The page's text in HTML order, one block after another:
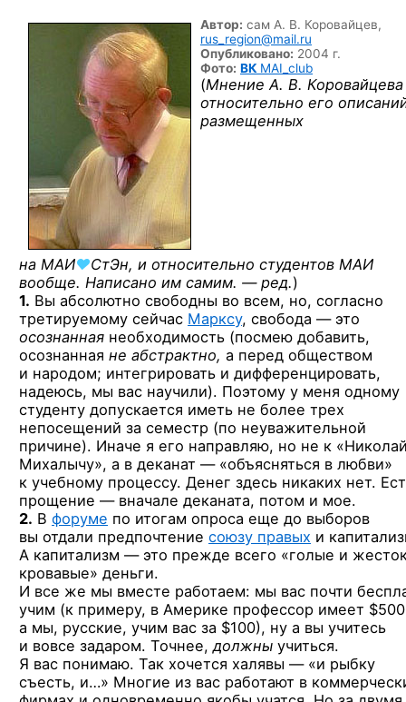
Автор: сам А. В. Коровайцев,
rus_region@mail.ru
Опубликовано: 2004 г.
Фото: ВК MAI_club
(Мнение А. В. Коровайцева
относительно его
размещенных
на МАИ♥СтЭн, и относительно студентов МАИ
вообще. Написано им самим. — ред.)
1. Вы абсолютно свободны во всем, но, согласно
третируемому сейчас Марксу, свобода — это
осознанная необходимость (посмею добавить,
осознанная не абстрактно, а перед обществом
и народом; интегрировать и дифференцировать,
надеюсь, мы вас научили). Поэтому у меня одному
студенту допускается иметь не более трех
непосещений за семестр (по неуважительной
причине). Иначе я его направляю, но не к «
Михалычу», а в деканат — «объясняться в любви»
к учебному процессу. Денег здесь никаких нет.
прощение — вначале деканата, потом и мое.
2. В форуме по итогам опроса еще до выборов
вы отдали предпочтение союзу правых и
А капитализм — это прежде всего «голые и
кровавые» деньги.
И все же мы вместе работаем: мы вас почти
учим (к примеру, в Америке профессор имеет
а мы, русские, учим вас за $100), ну а вы учитесь
и вовсе задаром. Точнее,должны учиться.
Я вас понимаю. Так хочется халявы — «и рыбку
съесть, и…» Многие из вас работают в